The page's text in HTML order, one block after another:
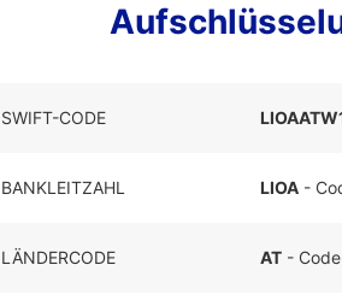
SWIFT-CODE
BANKLEITZAHL LIOA -
LÄNDERCODE AT -